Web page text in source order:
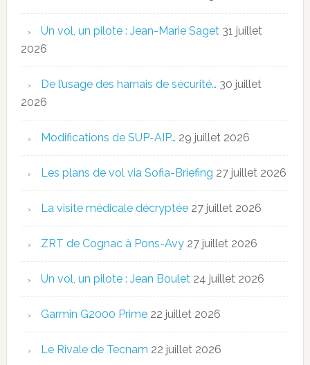
Un vol, un pilote : Jean-Marie Saget 31 juillet
2026
De l’usage des harnais de sécurité… 30 juillet
2026
Modifications de SUP-AIP… 29 juillet 2026
Les plans de vol via Sofia-Briefing 27 juillet 2026
La visite médicale décryptée 27 juillet 2026
ZRT de Cognac à Pons-Avy 27 juillet 2026
Un vol, un pilote : Jean Boulet 24 juillet 2026
Garmin G2000 Prime 22 juillet 2026
Le Rivale de Tecnam 22 juillet 2026